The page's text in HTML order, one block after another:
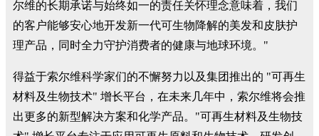
尔维的长期承诺与始终如一的责任关怀理念意味着，我们
的客户能够安心地开发新一代可生物降解的美发和皮肤护
理产品，同时全力守护消费者的健康与地球环境。"
得益于索尔维科学家们的不懈努力以及集团推出的 "可再生
材料及生物技术" 增长平台，在未来几年中，索尔维将会推
出更多的新型解决方案和化学产品。"可再生材料及生物技